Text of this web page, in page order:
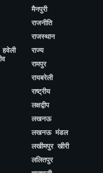
मैनपुरी
राजनीति
राजस्थान
राज्य
रामपुर
रायबरेली
राष्ट्रीय
लक्षद्वीप
लखनऊ
लखनऊ मंडल
लखीमपुर खीरी
ललितपुर